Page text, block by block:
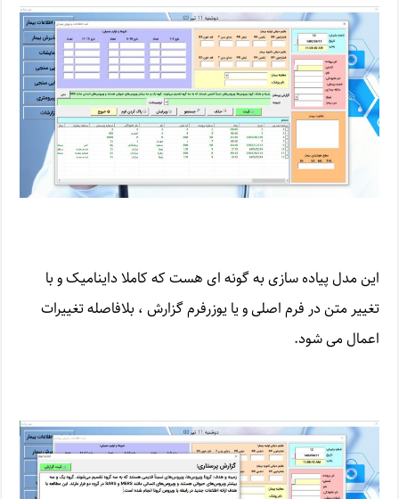
این مدل پیاده سازی به گونه ای هست که کاملا داینامیک و با
تغییر متن در فرم اصلی و یا یوزرفرم گزارش ، بلافاصله تغییرات
اعمال می شود.